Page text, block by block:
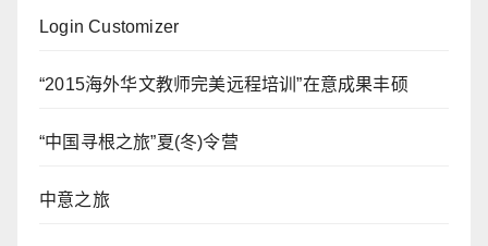
Login Customizer
“2015海外华文教师完美远程培训”在意成果丰硕
“中国寻根之旅”夏(冬)令营
中意之旅